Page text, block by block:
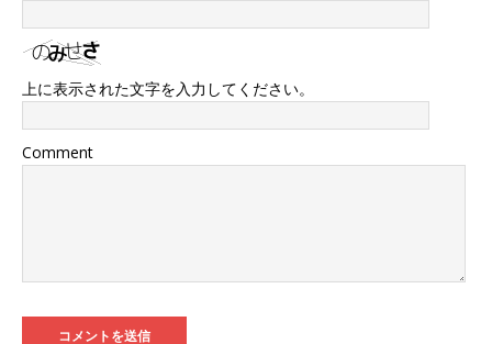
上に表示された文字を入力してください。
Comment